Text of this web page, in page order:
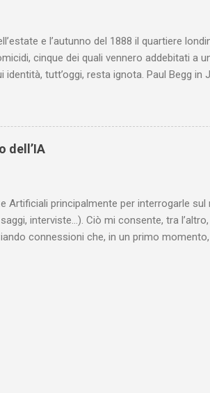
e l’autunno del 1888 il quartiere
cinque dei quali vennero addebitati a
identità, tutt’oggi, resta ignota. Paul Begg
in alcuni capitoli, soprattutto) a ricostruire la
intestine al Ministero dell’Interno. Ne esce
dell'Inghilterra vittoriana era
che non aveva alcun interesse nei confronti
quali fossero le reali condizioni di vita
dell’IA
Artificiali principalmente per interrogarle
interviste…). Ciò mi consente, tra
connessioni che, in un primo
e lo riempio con il materiale